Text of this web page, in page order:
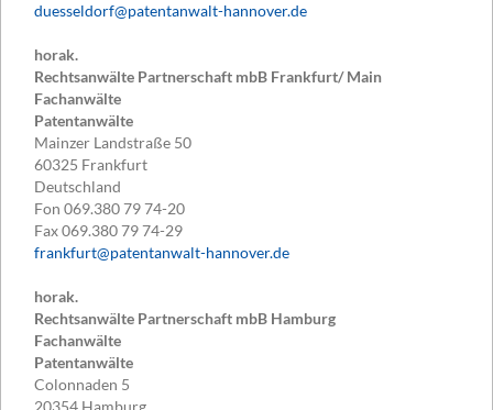
duesseldorf@patentanwalt-hannover.de
horak.
Rechtsanwälte Partnerschaft mbB Frankfurt/ Main
Fachanwälte
Patentanwälte
Mainzer Landstraße 50
60325 Frankfurt
Deutschland
Fon 069.380 79 74-20
Fax069.380 79 74-29
frankfurt@patentanwalt-hannover.de
horak.
Rechtsanwälte Partnerschaft mbB Hamburg
Fachanwälte
Patentanwälte
Colonnaden 5